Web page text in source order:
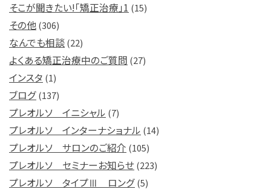
そこが聞きたい!「矯正治療」1 (15)
その他(306)
なんでも相談(22)
よくある矯正治療中のご質問 (27)
インスタ (1)
ブログ(137)
プレオルソ イニシャル (7)
プレオルソ インターナショナル (14)
プレオルソ サロンのご紹介 (105)
プレオルソ セミナーお知らせ(223)
プレオルソ タイプⅢ ロング(5)